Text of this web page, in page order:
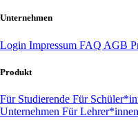
Unternehmen
Login Impressum FAQ AGB
Produkt
Für Studierende Für
Unternehmen Für Lehrer*innen